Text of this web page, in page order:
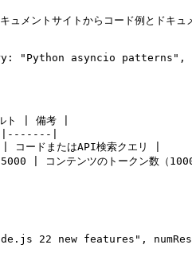
ントサイトからコード例とドキュ
"Python asyncio patterns",
ト | 備考 |
|
ドまたはAPI検索クエリ |
| コンテンツのトークン数（
22 new features",